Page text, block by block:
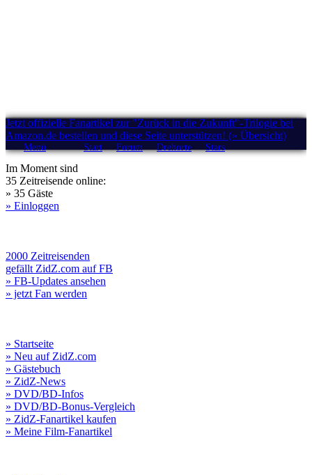
Jetzt offizielle Fanartikel zur "Zurück in die Zukunft"-Trilogie bei
Amazon.de bestellen und diese Seite unterstützen! (» Übersicht)
Menü Start Forum Drehorte Stars
Im Moment sind
35 Zeitreisende online:
» 35 Gäste
» Einloggen
2000 Zeitreisenden
gefällt ZidZ.com auf FB
» FB-Updates ansehen
» jetzt Fan werden
» Startseite
» Neu auf ZidZ.com
» Gästebuch
» ZidZ-News
» DVD/BD-Infos
» DVD/BD-Bonus-Vergleich
» ZidZ-Fanartikel kaufen
» Meine Film-Fanartikel